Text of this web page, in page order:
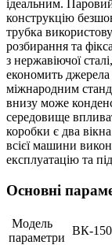
ідеальним.
конструкцію
трубка
розбирання та
з нержавіючої
економить джерела
міжнародним
внизу може
середовище
коробки є два
всієї машини
експлуатацію та
Основні
Модель
параметри
ВК-150